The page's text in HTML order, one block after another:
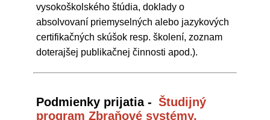
vysokoškolského štúdia, doklady o
absolvovaní priemyselných alebo jazykových
certifikačných skúšok resp. školení, zoznam
doterajšej publikačnej činnosti apod.).
Podmienky prijatia - Študijný
program Zbraňové systémy,